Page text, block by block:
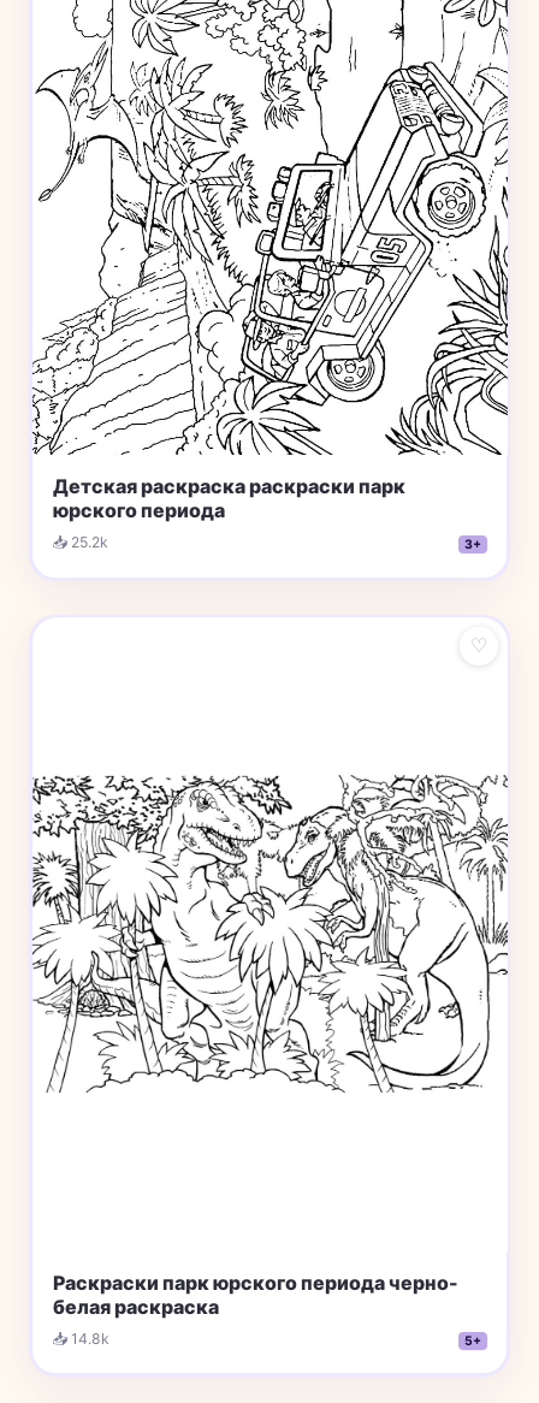
Детская раскраска раскраски парк
юрского периода
📥 25.2k 3+
♡
Раскраски парк юрского периода черно-
белая раскраска
📥 14.8k 5+